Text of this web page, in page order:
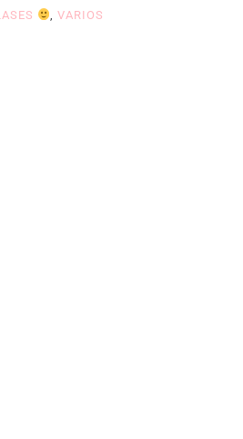
,VARIOS